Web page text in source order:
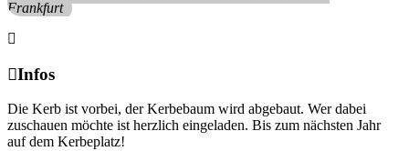
Frankfurt
Infos
Die Kerb ist vorbei, der Kerbebaum wird abgebaut. Wer dabei
zuschauen möchte ist herzlich eingeladen. Bis zum nächsten Jahr
auf dem Kerbeplatz!